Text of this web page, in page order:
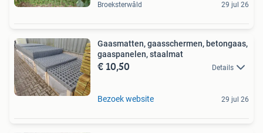
Broeksterwâld 29 jul 26
Gaasmatten, gaasschermen, betongaas,
gaaspanelen, staalmat
€ 10,50 Details
Bezoek website 29 jul 26